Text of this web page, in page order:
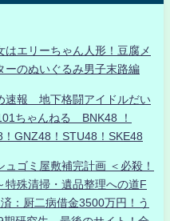
エリーちゃん人形！豆腐メ
ーのぬいぐるみ男子末路編
速報 地下格闘アイドルだい
ちゃんねる BNK48 ！
GNZ48！STU48！SKE48
ゴミ屋敷補完計画 ＜必殺！
特殊清掃・遺品整理への道F
：厨二病借金3500万円！う